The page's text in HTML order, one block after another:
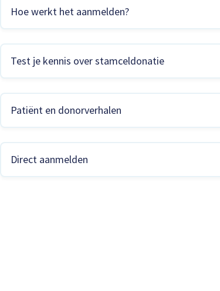
Hoe werkt het aanmelden?
Test je kennis over stamceldonatie
Patiënt en donorverhalen
Direct aanmelden